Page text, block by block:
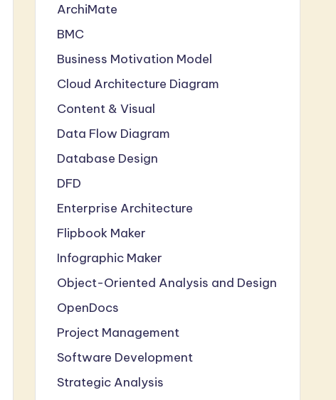
ArchiMate
BMC
Business Motivation Model
Cloud Architecture Diagram
Content & Visual
Data Flow Diagram
Database Design
DFD
Enterprise Architecture
Flipbook Maker
Infographic Maker
Object-Oriented Analysis and Design
OpenDocs
Project Management
Software Development
Strategic Analysis